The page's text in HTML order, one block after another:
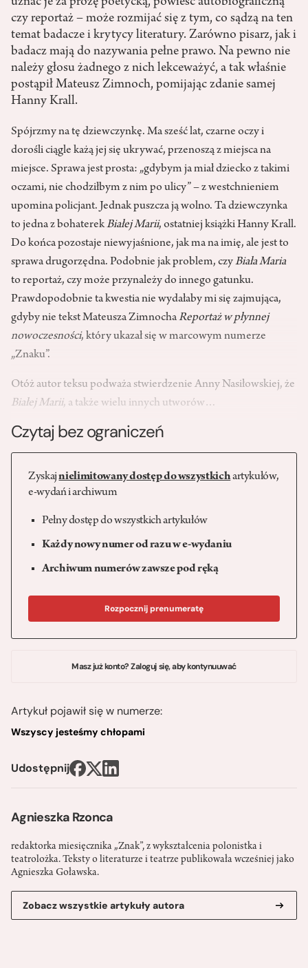
Agnieszka Rzonca
redaktorka miesięcznika „Znak”, z wykształcenia polonistka i
teatrolożka. Teksty o literaturze i teatrze publikowała wcześniej jako
Agnieszka Goławska.
Zobacz wszystkie artykuły autora
czy reportaż – może rozmijać się z tym, co sądzą na ten
temat badacze i krytycy literatury. Zarówno pisarz, jak i
badacz mają do nazywania pełne prawo. Na pewno nie
należy głosu żadnego z nich lekceważyć, a tak właśnie
postąpił Mateusz Zimnoch, pomijając zdanie samej
Hanny Krall.
Spójrzmy na tę dziewczynkę. Ma sześć lat, czarne oczy i
dorośli ciągle każą jej się ukrywać, przenoszą z miejsca na
miejsce. Sprawa jest prosta: „gdybym ja miał dziecko z takimi
oczami, nie chodziłbym z nim po ulicy” – z westchnieniem
upomina policjant. Jednak puszcza ją wolno. Ta dziewczynka
to jedna z bohaterekBiałej Marii, ostatniej książki Hanny Krall.
Do końca pozostaje niewyjaśnione, jak ma na imię, ale jest to
sprawa drugorzędna. Podobnie jak problem, czyBiała Maria
to reportaż, czy może przynależy do innego gatunku.
Prawdopodobnie ta kwestia nie wydałaby mi się zajmująca,
gdyby nie tekst Mateusza ZimnochaReportaż w płynnej
nowoczesności, który ukazał się w marcowym numerze
„Znaku”.
Otóż autor teksu podważa stwierdzenie Anny Nasiłowskiej, że
Białej Marii, a także wielu innych utworów…
Czytaj bez ograniczeń
Zyskajnielimitowany dostęp do wszystkichartykułów,
e-wydań i archiwum
Pełny dostęp do wszystkich artykułów
Każdy nowy numer od razu w e-wydaniu
Archiwum numerów zawsze pod ręką
Rozpocznij prenumeratę
Masz już konto? Zaloguj się, aby kontynuuwać
Artykuł pojawił się w numerze:
Wszyscy jesteśmy chłopami
Udostępnij